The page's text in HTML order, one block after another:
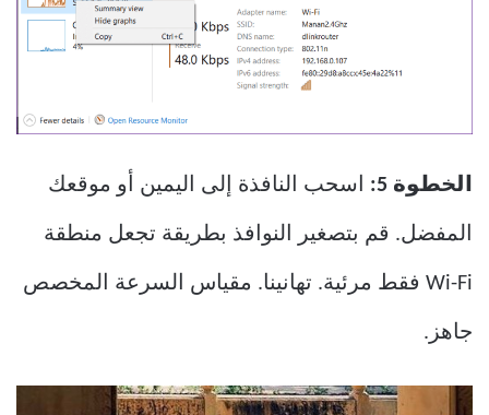
الخطوة 5: اسحب النافذة إلى اليمين أو موقعك
المفضل. قم بتصغير النوافذ بطريقة تجعل منطقة
Wi-Fi فقط مرئية. تهانينا. مقياس السرعة المخصص
جاهز.